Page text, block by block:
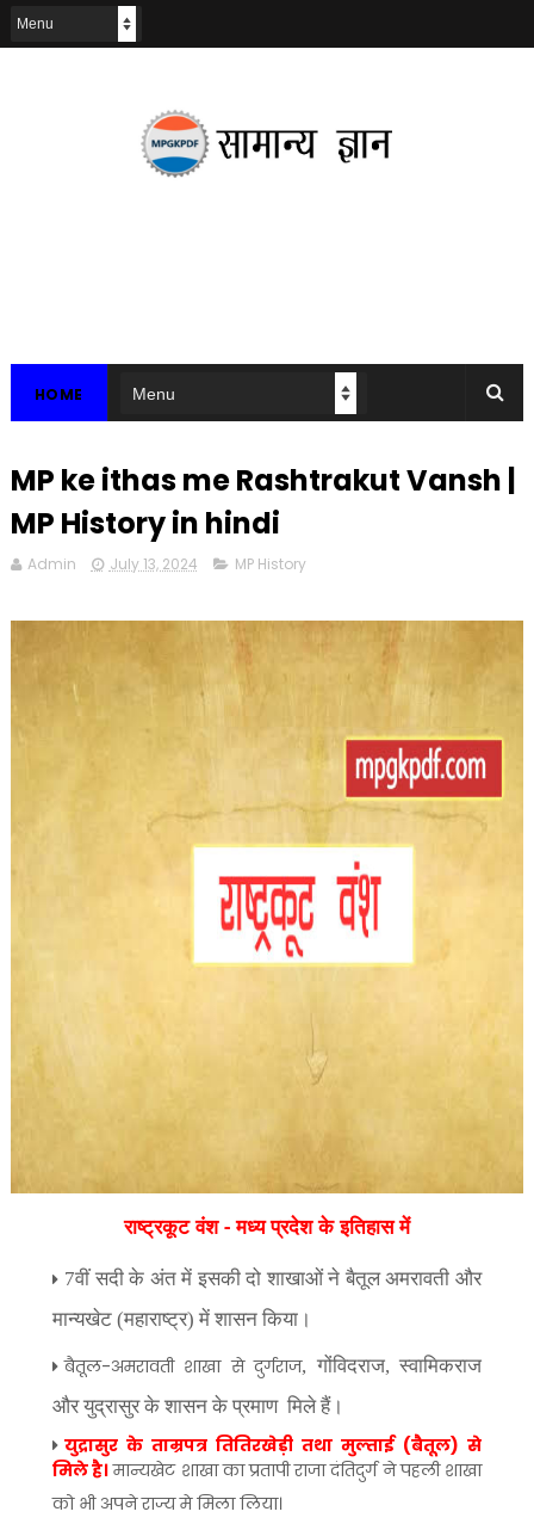
HOME
MP ke ithas me Rashtrakut Vansh |
MP History in hindi
Admin July 13, 2024 MP History
राष्ट्रकूट वंश - मध्य प्रदेश के इतिहास में
7वीं सदी के अंत में इसकी दो शाखाओं ने बैतूल अमरावती और
मान्यखेट (महाराष्ट्र) में शासन किया।
बैतूल-अमरावती शाखा से दुर्गराज, गोंविदराज,स्वामिकराज
और युद्रासुर के शासन के प्रमाण मिले हैं।
युद्रासुर के ताम्रपत्र तितिरखेड़ी तथा मुल्ताई (बैतूल) से
मिले है।मान्यखेट शाखा का प्रतापी राजा दंतिदुर्ग ने पहली शाखा
को भी अपने राज्य मे मिला लिया।